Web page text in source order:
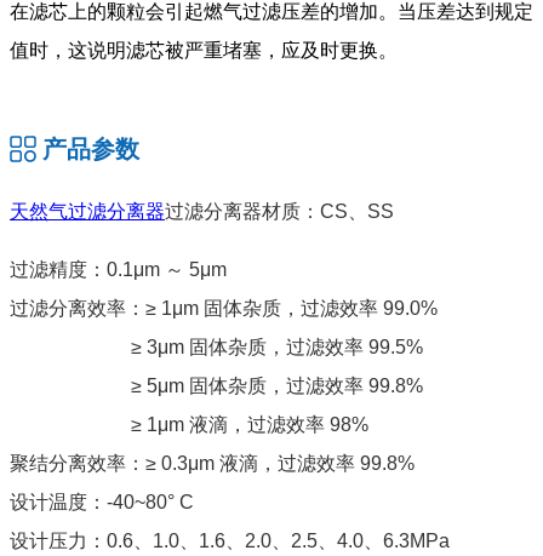
在滤芯上的颗粒会引起燃气过滤压差的增加。当压差达到规定
值时，这说明滤芯被严重堵塞，应及时更换。
产品参数
天然气过滤分离器过滤分离器材质：CS、SS
过滤精度：0.1μm ～ 5μm
过滤分离效率：≥ 1μm 固体杂质，过滤效率 99.0%
≥ 3μm 固体杂质，过滤效率 99.5%
≥ 5μm 固体杂质，过滤效率 99.8%
≥ 1μm 液滴，过滤效率 98%
聚结分离效率：≥ 0.3μm 液滴，过滤效率 99.8%
设计温度：-40~80° C
设计压力：0.6、1.0、1.6、2.0、2.5、4.0、6.3MPa